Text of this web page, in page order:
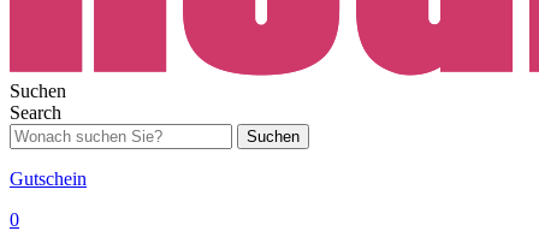
Suchen
Search
Suchen
Gutschein
0